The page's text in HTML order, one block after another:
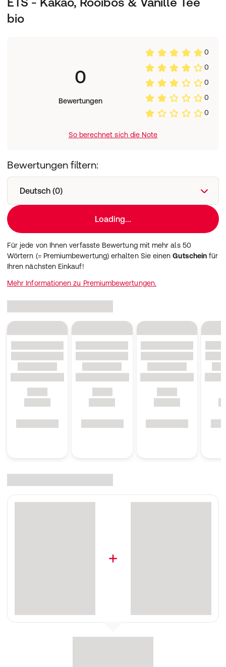
bio
0
Bewertungen
0
0
0
0
0
So berechnet sich die Note
Bewertungen filtern:
Deutsch (0)
Loading...
Für jede von Ihnen verfasste Bewertung mit mehr als 50
Wörtern (= Premiumbewertung) erhalten Sie einenGutschein für
Ihren nächsten Einkauf!
Mehr Informationen zu Premiumbewertungen.